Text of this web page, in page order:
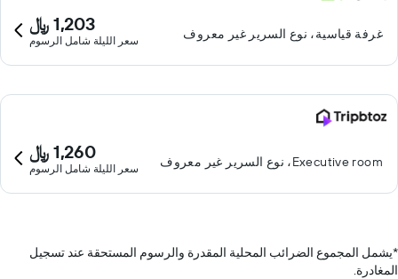
غرفة قياسية، نوع السرير غير معروف 1,203 ﷼
سعر الليلة شامل الرسوم
Executive room، نوع السرير غير معروف 1,260 ﷼
سعر الليلة شامل الرسوم
*يشمل المجموع الضرائب المحلية المقدرة والرسوم المستحقة عند تسجيل
المغادرة.